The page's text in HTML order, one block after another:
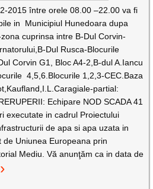
2015 între orele 08.00 –22.00 va fi
in Municipiul Hunedoara dupa
cuprinsa intre B-Dul Corvin-
Dul Rusca-Blocurile
Corvin G1, Bloc A4-2,B-dul A.Iancu
4,5,6.Blocurile 1,2,3-CEC.Baza
partial:
Echipare NOD SCADA 41
executate in cadrul Proiectului
de apa si apa uzata in
de Uniunea Europeana prin
Mediu. Vă anunţăm ca in data de